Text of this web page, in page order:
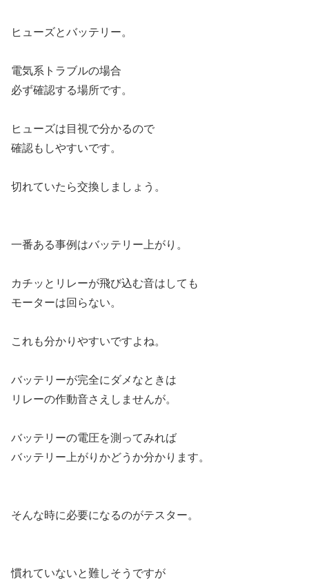
ヒューズとバッテリー。
電気系トラブルの場合
必ず確認する場所です。
ヒューズは目視で分かるので
確認もしやすいです。
切れていたら交換しましょう。
一番ある事例はバッテリー上がり。
カチッとリレーが飛び込む音はしても
モーターは回らない。
これも分かりやすいですよね。
バッテリーが完全にダメなときは
リレーの作動音さえしませんが。
バッテリーの電圧を測ってみれば
バッテリー上がりかどうか分かります。
そんな時に必要になるのがテスター。
慣れていないと難しそうですが